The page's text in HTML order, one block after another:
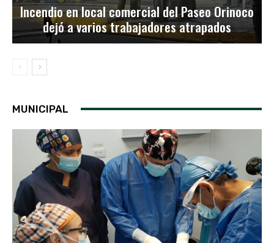
Incendio en local comercial del Paseo Orinoco
dejó a varios trabajadores atrapados
MUNICIPAL